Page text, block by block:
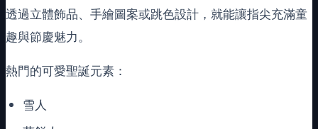
透過立體飾品、手繪圖案或跳色設計，就能讓指尖充滿童
趣與節慶魅力。
熱門的可愛聖誕元素：
雪人